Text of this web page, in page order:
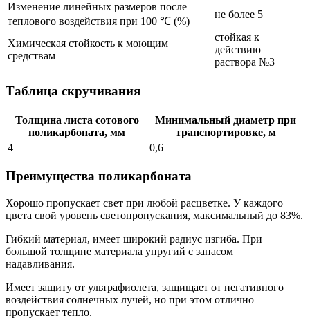
Изменение линейных размеров после
теплового воздействия при 100 ℃ (%)
не более 5
Химическая стойкость к моющим
средствам
стойкая к
действию
раствора №3
Таблица скручивания
Толщина листа сотового
поликарбоната, мм
Минимальный диаметр при
транспортировке, м
4
0,6
Преимущества поликарбоната
Хорошо пропускает свет при любой расцветке. У каждого
цвета свой уровень светопропускания, максимальный до 83%.
Гибкий материал, имеет широкий радиус изгиба. При
большой толщине материала упругий с запасом
надавливания.
Имеет защиту от ультрафиолета, защищает от негативного
воздействия солнечных лучей, но при этом отлично
пропускает тепло.